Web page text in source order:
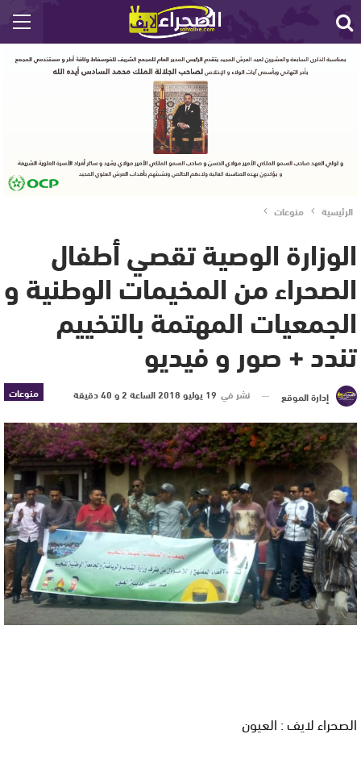
الرئيسية منوعات
الوزارة الوصية تقصي أطفال
الصحراء من المخيمات الوطنية و
الجمعيات المهتمة بالتخييم
تندد + صور و فيديو
منوعات إدارة الموقع نشر في 19 يوليو 2018 الساعة 2 و 40 دقيقة
الصحراء لايف : العيون